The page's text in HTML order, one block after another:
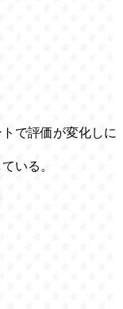
で評価が変化しに
いる。